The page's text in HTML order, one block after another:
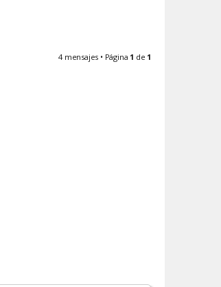
4 mensajes • Página 1 de 1